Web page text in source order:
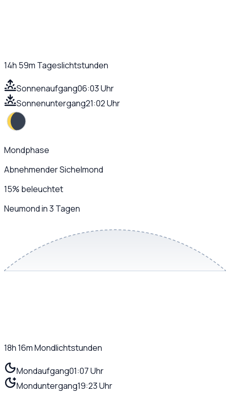
14h 59m Tageslichtstunden
Sonnenaufgang06:03 Uhr
Sonnenuntergang21:02 Uhr
Mondphase
Abnehmender Sichelmond
15% beleuchtet
Neumond in 3 Tagen
18h 16mMondlichtstunden
Mondaufgang01:07 Uhr
Monduntergang19:23 Uhr